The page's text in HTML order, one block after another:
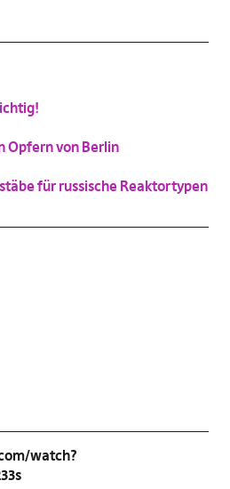
Vergrößern
Opfern von Berlin
für russische Reaktortypen
watch?